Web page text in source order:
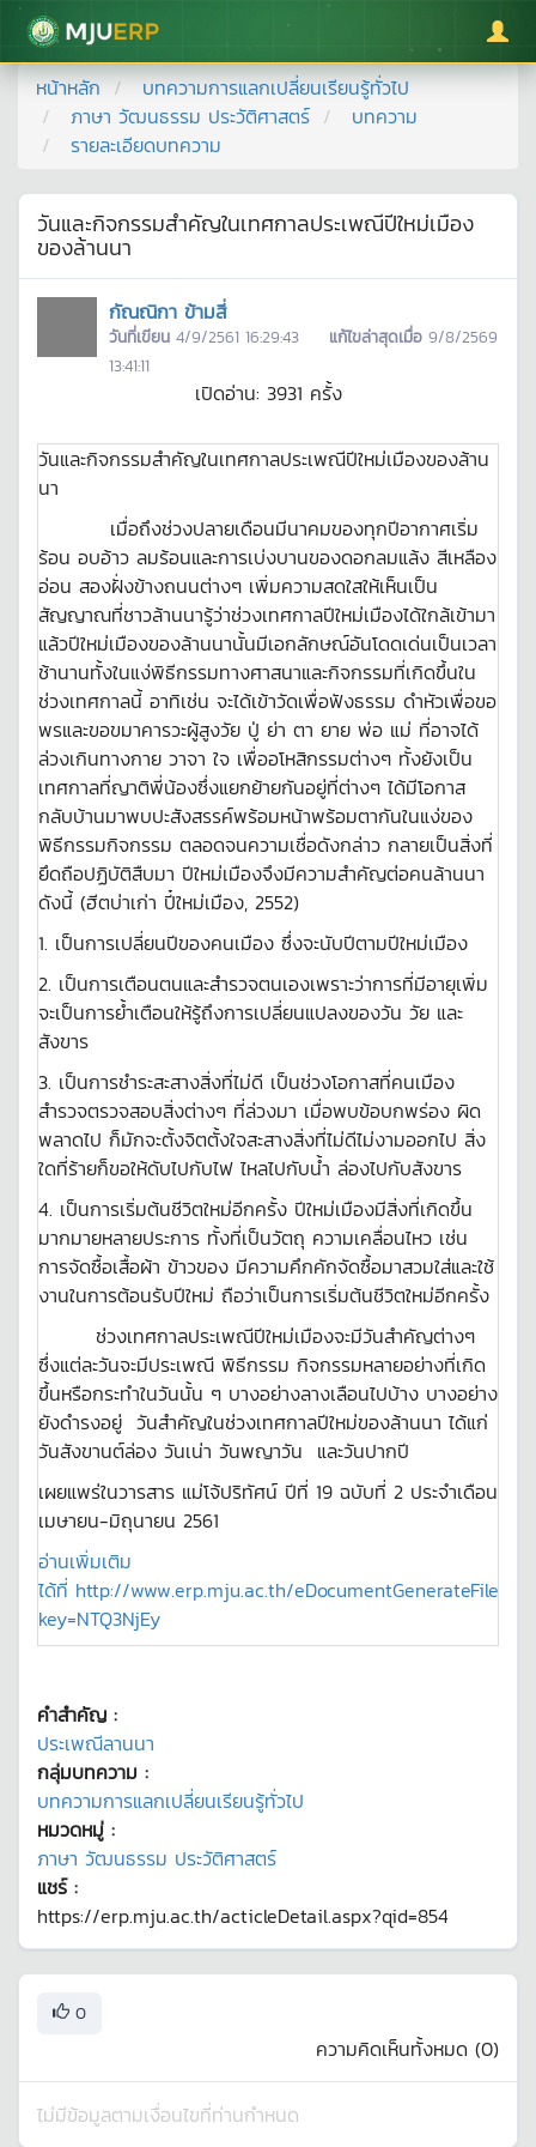
มหาวิทยาลัยแม่โจ้
หน้าหลัก
บทความการแลกเปลี่ยนเรียนรู้ทั่วไป
ภาษา วัฒนธรรม ประวัติศาสตร์
บทความ
รายละเอียดบทความ
วันและกิจกรรมสำคัญในเทศกาลประเพณีปีใหม่เมือง
ของล้านนา
กัณณิกา ข้ามสี่
วันที่เขียน 4/9/2561 16:29:43 แก้ไขล่าสุดเมื่อ 9/8/2569
13:41:11
เปิดอ่าน: 3931 ครั้ง
วันและกิจกรรมสำคัญในเทศกาลประเพณีปีใหม่เมืองของล้าน
นา
เมื่อถึงช่วงปลายเดือนมีนาคมของทุกปีอากาศเริ่ม
ร้อน อบอ้าว ลมร้อนและการเบ่งบานของดอกลมแล้ง สีเหลือง
อ่อน สองฝั่งข้างถนนต่างๆ เพิ่มความสดใสให้เห็นเป็น
สัญญาณที่ชาวล้านนารู้ว่าช่วงเทศกาลปีใหม่เมืองได้ใกล้เข้ามา
แล้วปีใหม่เมืองของล้านนานั้นมีเอกลักษณ์อันโดดเด่นเป็นเวลา
ช้านานทั้งในแง่พิธีกรรมทางศาสนาและกิจกรรมที่เกิดขึ้นใน
ช่วงเทศกาลนี้ อาทิเช่น จะได้เข้าวัดเพื่อฟังธรรม ดำหัวเพื่อขอ
พรและขอขมาคารวะผู้สูงวัย ปู่ ย่า ตา ยาย พ่อ แม่ ที่อาจได้
ล่วงเกินทางกาย วาจา ใจ เพื่ออโหสิกรรมต่างๆ ทั้งยังเป็น
เทศกาลที่ญาติพี่น้องซึ่งแยกย้ายกันอยู่ที่ต่างๆ ได้มีโอกาส
กลับบ้านมาพบปะสังสรรค์พร้อมหน้าพร้อมตากันในแง่ของ
พิธีกรรมกิจกรรม ตลอดจนความเชื่อดังกล่าว กลายเป็นสิ่งที่
ยึดถือปฏิบัติสืบมา ปีใหม่เมืองจึงมีความสำคัญต่อคนล้านนา
ดังนี้ (ฮีตบ่าเก่า ปี๋ใหม่เมือง, 2552)
1. เป็นการเปลี่ยนปีของคนเมือง ซึ่งจะนับปีตามปีใหม่เมือง
2. เป็นการเตือนตนและสำรวจตนเองเพราะว่าการที่มีอายุเพิ่ม
จะเป็นการย้ำเตือนให้รู้ถึงการเปลี่ยนแปลงของวัน วัย และ
สังขาร
3. เป็นการชำระสะสางสิ่งที่ไม่ดี เป็นช่วงโอกาสที่คนเมือง
สำรวจตรวจสอบสิ่งต่างๆ ที่ล่วงมา เมื่อพบข้อบกพร่อง ผิด
พลาดไป ก็มักจะตั้งจิตตั้งใจสะสางสิ่งที่ไม่ดีไม่งามออกไป สิ่ง
ใดที่ร้ายก็ขอให้ดับไปกับไฟ ไหลไปกับน้ำ ล่องไปกับสังขาร
4. เป็นการเริ่มต้นชีวิตใหม่อีกครั้ง ปีใหม่เมืองมีสิ่งที่เกิดขึ้น
มากมายหลายประการ ทั้งที่เป็นวัตถุ ความเคลื่อนไหว เช่น
การจัดซื้อเสื้อผ้า ข้าวของ มีความคึกคักจัดซื้อมาสวมใส่และใช้
งานในการต้อนรับปีใหม่ ถือว่าเป็นการเริ่มต้นชีวิตใหม่อีกครั้ง
ช่วงเทศกาลประเพณีปีใหม่เมืองจะมีวันสำคัญต่างๆ
ซึ่งแต่ละวันจะมีประเพณี พิธีกรรม กิจกรรมหลายอย่างที่เกิด
ขึ้นหรือกระทำในวันนั้น ๆ บางอย่างลางเลือนไปบ้าง บางอย่าง
ยังดำรงอยู่ วันสำคัญในช่วงเทศกาลปีใหม่ของล้านนา ได้แก่
วันสังขานต์ล่อง วันเน่า วันพญาวัน และวันปากปี
เผยแพร่ในวารสาร แม่โจ้ปริทัศน์ ปีที่ 19 ฉบับที่ 2 ประจำเดือน
เมษายน-มิถุนายน 2561
อ่านเพิ่มเติม
ได้ที่ http://www.erp.mju.ac.th/
key=NTQ3NjEy
คำสำคัญ :
ประเพณีลานนา
กลุ่มบทความ :
บทความการแลกเปลี่ยนเรียนรู้ทั่วไป
หมวดหมู่ :
ภาษา วัฒนธรรม ประวัติศาสตร์
แชร์ :
https://erp.mju.ac.th/acticleDetail.aspx?qid=854
0
ความคิดเห็นทั้งหมด (0)
ไม่มีข้อมูลตามเงื่อนไขที่ท่านกำหนด